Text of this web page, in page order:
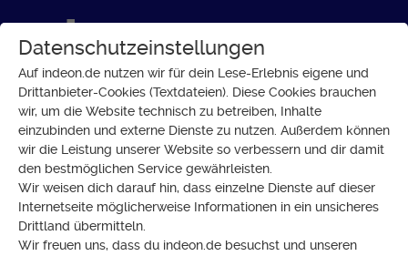
SOZIALES
Wie ein Sozialkaufhaus beim
Sparen und Helfen unterstützt
Datenschutzeinstellungen
Auf indeon.de nutzen wir für dein Lese-Erlebnis eigene und
Drittanbieter-Cookies (Textdateien). Diese Cookies brauchen
wir, um die Website technisch zu betreiben, Inhalte
einzubinden und externe Dienste zu nutzen. Außerdem können
wir die Leistung unserer Website so verbessern und dir damit
den bestmöglichen Service gewährleisten.
Wir weisen dich darauf hin, dass einzelne Dienste auf dieser
Internetseite möglicherweise Informationen in ein unsicheres
Drittland übermitteln.
Wir freuen uns, dass du indeon.de besuchst und unseren